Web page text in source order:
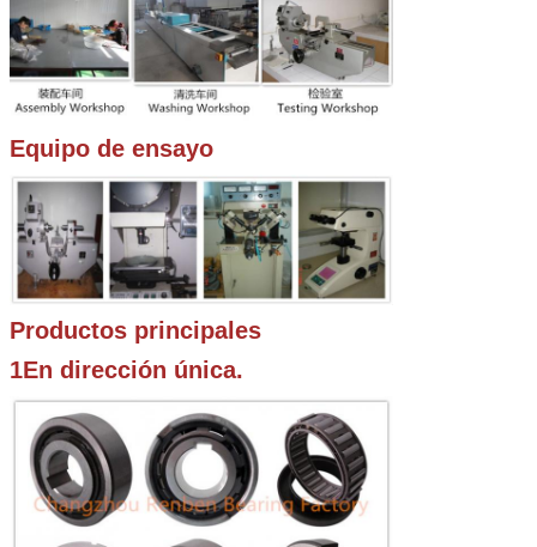
Equipo de ensayo
Productos principales
1En dirección única.